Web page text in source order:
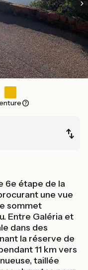
6e étape de la
une vue
sommet
Entre Galéria et
dans des
la réserve de
11 km vers
taillée